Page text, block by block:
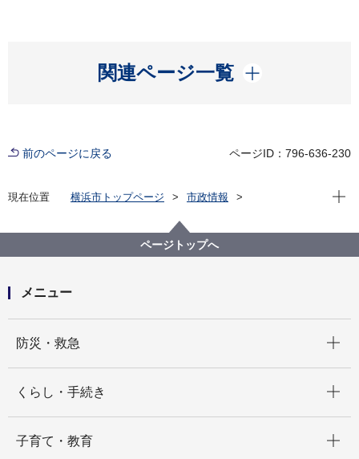
関連ページ一覧
開く
前のページに戻る ページID：796-636-230
現在位置 横浜市トップページ
市政情報
山下ふ頭再開発の新たな事業計画策定に向けた市民意
見募集等（令和４年11月～５年2月実施）の結果概要に
現在
ページトップへ
メニュー
防災・救急
くらし・手続き
子育て・教育